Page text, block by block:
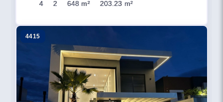
4 2 648 m² 203.23 m²
4415